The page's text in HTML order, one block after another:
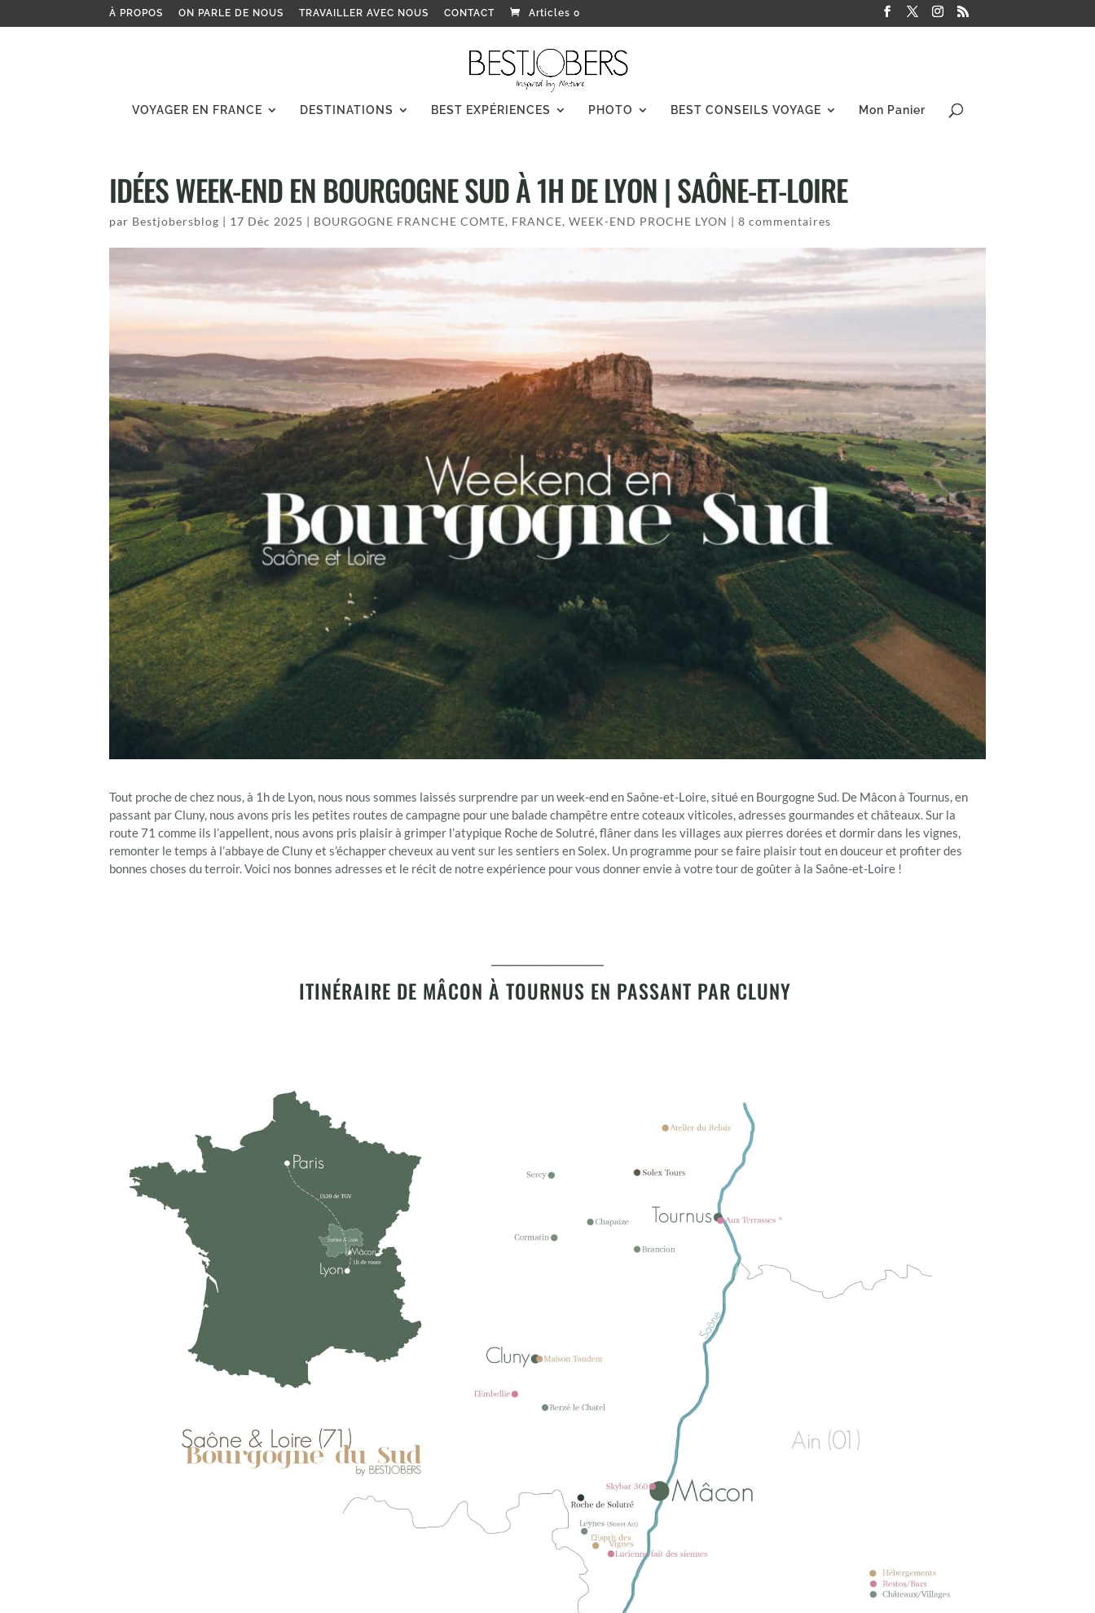
À PROPOS ON PARLE DE NOUS TRAVAILLER AVEC NOUS CONTACT Articles 0
VOYAGER EN FRANCE DESTINATIONS BEST EXPÉRIENCES PHOTO BEST CONSEILS VOYAGE Mon Panier
IDÉES WEEK-END EN BOURGOGNE SUD À 1H DE LYON | SAÔNE-ET-LOIRE
par Bestjobersblog | 17 Déc 2025 | BOURGOGNE FRANCHE COMTE, FRANCE,WEEK-END PROCHE LYON |8 commentaires
Tout proche de chez nous, à 1h de Lyon, nous nous sommes laissés surprendre par un week-end en Saône-et-Loire, situé en Bourgogne Sud. De Mâcon à Tournus, en
passant par Cluny, nous avons pris les petites routes de campagne pour une balade champêtre entre coteaux viticoles, adresses gourmandes et châteaux. Sur la
route 71 comme ils l’appellent, nous avons pris plaisir à grimper l’atypique Roche de Solutré, flâner dans les villages aux pierres dorées et dormir dans les vignes,
remonter le temps à l’abbaye de Cluny et s’échapper cheveux au vent sur les sentiers en Solex. Un programme pour se faire plaisir tout en douceur et profiter des
bonnes choses du terroir. Voici nos bonnes adresses et le récit de notre expérience pour vous donner envie à votre tour de goûter à la Saône-et-Loire !
ITINÉRAIRE DE MÂCON À TOURNUS EN PASSANT PAR CLUNY